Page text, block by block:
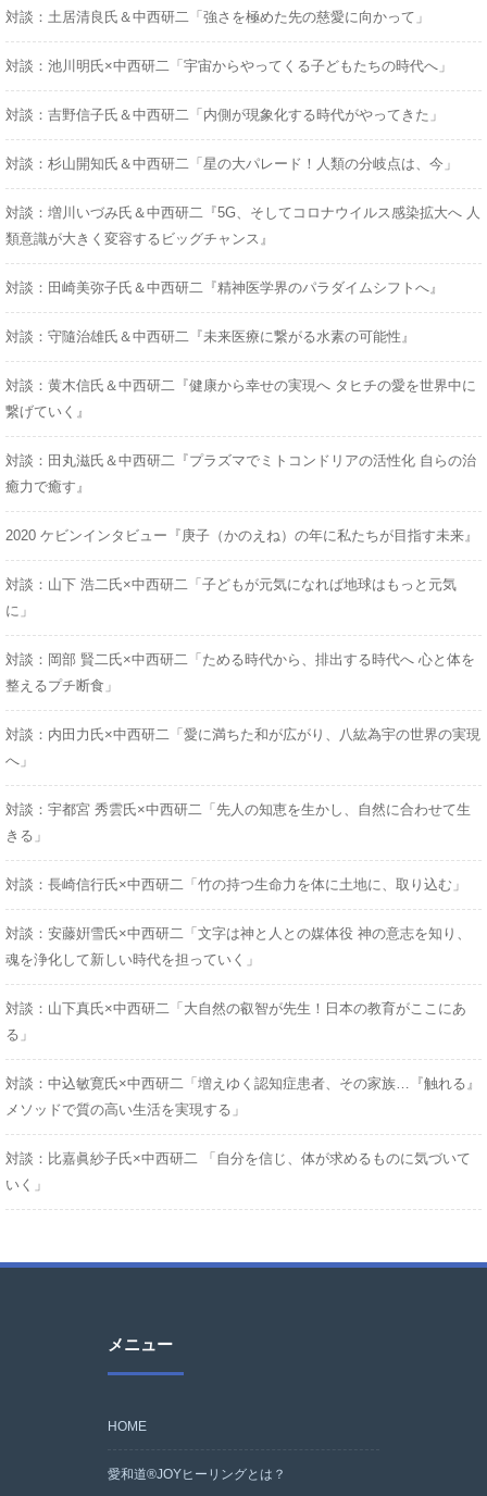
対談：土居清良氏＆中西研二「強さを極めた先の慈愛に向かって」
対談：池川明氏×中西研二「宇宙からやってくる子どもたちの時代へ」
対談：吉野信子氏＆中西研二「内側が現象化する時代がやってきた」
対談：杉山開知氏＆中西研二「星の大パレード！人類の分岐点は、今」
対談：増川いづみ氏＆中西研二『5G、そしてコロナウイルス感染拡大へ 人
類意識が大きく変容するビッグチャンス』
対談：田崎美弥子氏＆中西研二『精神医学界のパラダイムシフトへ』
対談：守隨治雄氏＆中西研二『未来医療に繋がる水素の可能性』
対談：黄木信氏＆中西研二『健康から幸せの実現へ タヒチの愛を世界中に
繋げていく』
対談：田丸滋氏＆中西研二『プラズマでミトコンドリアの活性化 自らの治
癒力で癒す』
2020 ケビンインタビュー『庚子（かのえね）の年に私たちが目指す未来』
対談：山下 浩二氏×中西研二「子どもが元気になれば地球はもっと元気
に」
対談：岡部 賢二氏×中西研二「ためる時代から、排出する時代へ 心と体を
整えるプチ断食」
対談：内田力氏×中西研二「愛に満ちた和が広がり、八紘為宇の世界の実現
へ」
対談：宇都宮 秀雲氏×中西研二「先人の知恵を生かし、自然に合わせて生
きる」
対談：長崎信行氏×中西研二「竹の持つ生命力を体に土地に、取り込む」
対談：安藤姸雪氏×中西研二「文字は神と人との媒体役 神の意志を知り、
魂を浄化して新しい時代を担っていく」
対談：山下真氏×中西研二「大自然の叡智が先生！日本の教育がここにあ
る」
対談：中込敏寛氏×中西研二「増えゆく認知症患者、その家族…『触れる』
メソッドで質の高い生活を実現する」
対談：比嘉眞紗子氏×中西研二 「自分を信じ、体が求めるものに気づいて
いく」
メニュー
HOME
愛和道®JOYヒーリングとは？